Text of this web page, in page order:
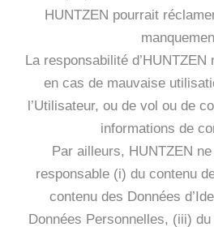
HUNTZEN pourrait
La responsabilité d’HUNTZEN
en cas de mauvaise
l’Utilisateur, ou de vol ou de
informations de
Par ailleurs, HUNTZEN
responsable (i) du contenu
contenu des Données
Données Personnelles, (iii)